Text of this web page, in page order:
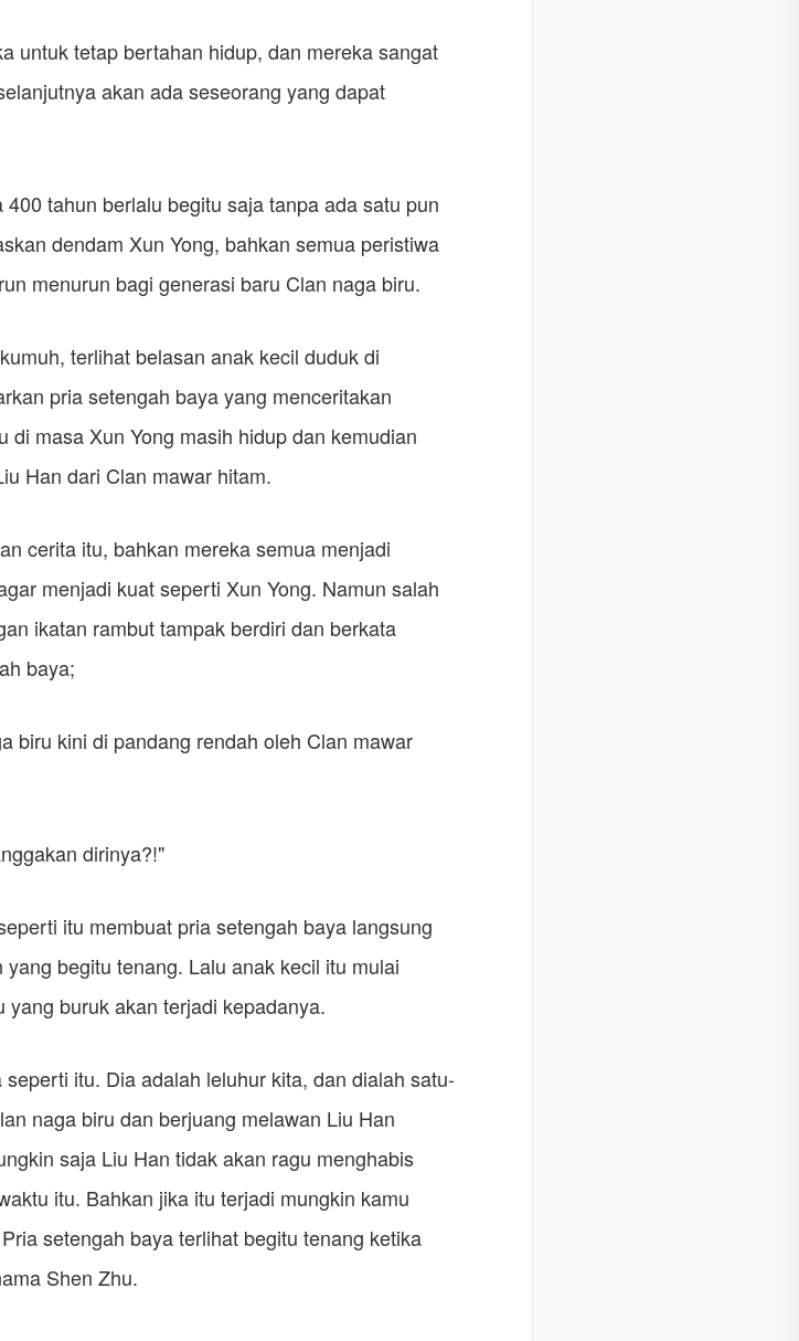
untuk tetap bertahan hidup, dan mereka sangat
akan ada seseorang yang dapat
tahun berlalu begitu saja tanpa ada satu pun
dendam Xun Yong, bahkan semua peristiwa
menurun bagi generasi baru Clan naga biru.
terlihat belasan anak kecil duduk di
pria setengah baya yang menceritakan
masa Xun Yong masih hidup dan kemudian
Han dari Clan mawar hitam.
cerita itu, bahkan mereka semua menjadi
menjadi kuat seperti Xun Yong. Namun salah
ikatan rambut tampak berdiri dan berkata
baya;
biru kini di pandang rendah oleh Clan mawar
dirinya?!"
itu membuat pria setengah baya langsung
begitu tenang. Lalu anak kecil itu mulai
buruk akan terjadi kepadanya.
itu. Dia adalah leluhur kita, dan dialah satu-
naga biru dan berjuang melawan Liu Han
saja Liu Han tidak akan ragu menghabis
itu. Bahkan jika itu terjadi mungkin kamu
setengah baya terlihat begitu tenang ketika
Shen Zhu.